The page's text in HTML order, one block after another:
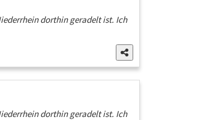
dorthin geradelt ist. Ich
dorthin geradelt ist. Ich